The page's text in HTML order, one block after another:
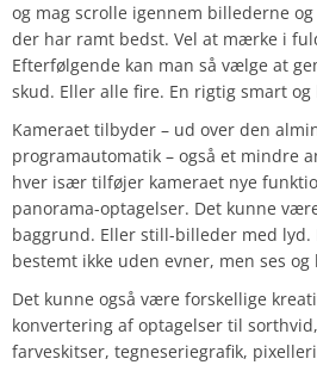
og mag scrolle igennem billederne
der har ramt bedst. Vel at mærke i
Efterfølgende kan man så vælge at
skud. Eller alle fire. En rigtig smart
Kameraet tilbyder – ud over den
programautomatik – også et mindre
hver især tilføjer kameraet nye
panorama-optagelser. Det kunne
baggrund. Eller still-billeder med
bestemt ikke uden evner, men ses
Det kunne også være forskellige
konvertering af optagelser til
farveskitser, tegneseriegrafik,